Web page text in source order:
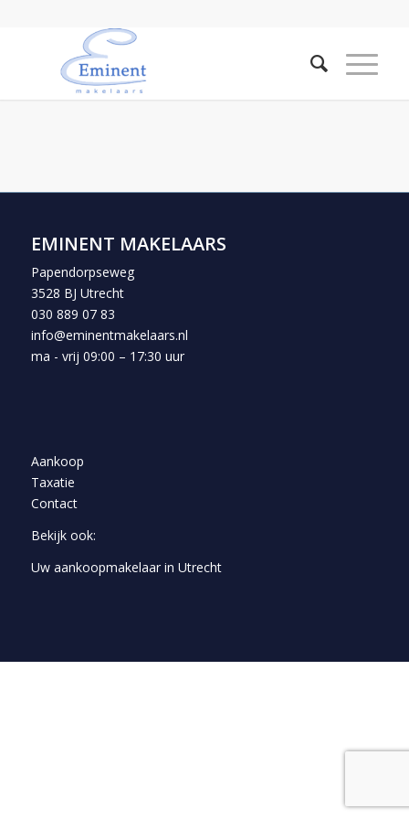
EMINENT MAKELAARS
Papendorpseweg
3528 BJ Utrecht
030 889 07 83
info@eminentmakelaars.nl
ma - vrij 09:00 – 17:30 uur
Aankoop
Taxatie
Contact
Bekijk ook:
Uw aankoopmakelaar in Utrecht